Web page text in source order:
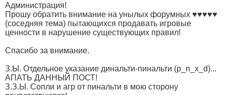
Администрация!
Прошу обратить внимание на унылых форумных ♥♥♥♥♥
(соседняя тема) пытающихся продавать игровые
ценности в нарушение существующих правил!
Спасибо за внимание.
З.Ы. Отдельное указание динальти-пинальти (p_n_x_d)...
АПАТЬ ДАННЫЙ ПОСТ!
З.З.Ы. Сопли и агр от пинальти в мою сторону